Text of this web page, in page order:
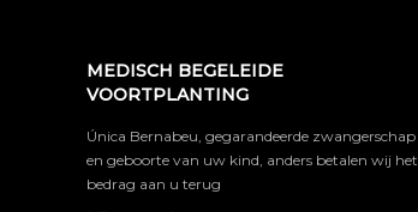
MEDISCH BEGELEIDE
VOORTPLANTING
Única Bernabeu, gegarandeerde zwangerschap
en geboorte van uw kind, anders betalen wij het
bedrag aan u terug